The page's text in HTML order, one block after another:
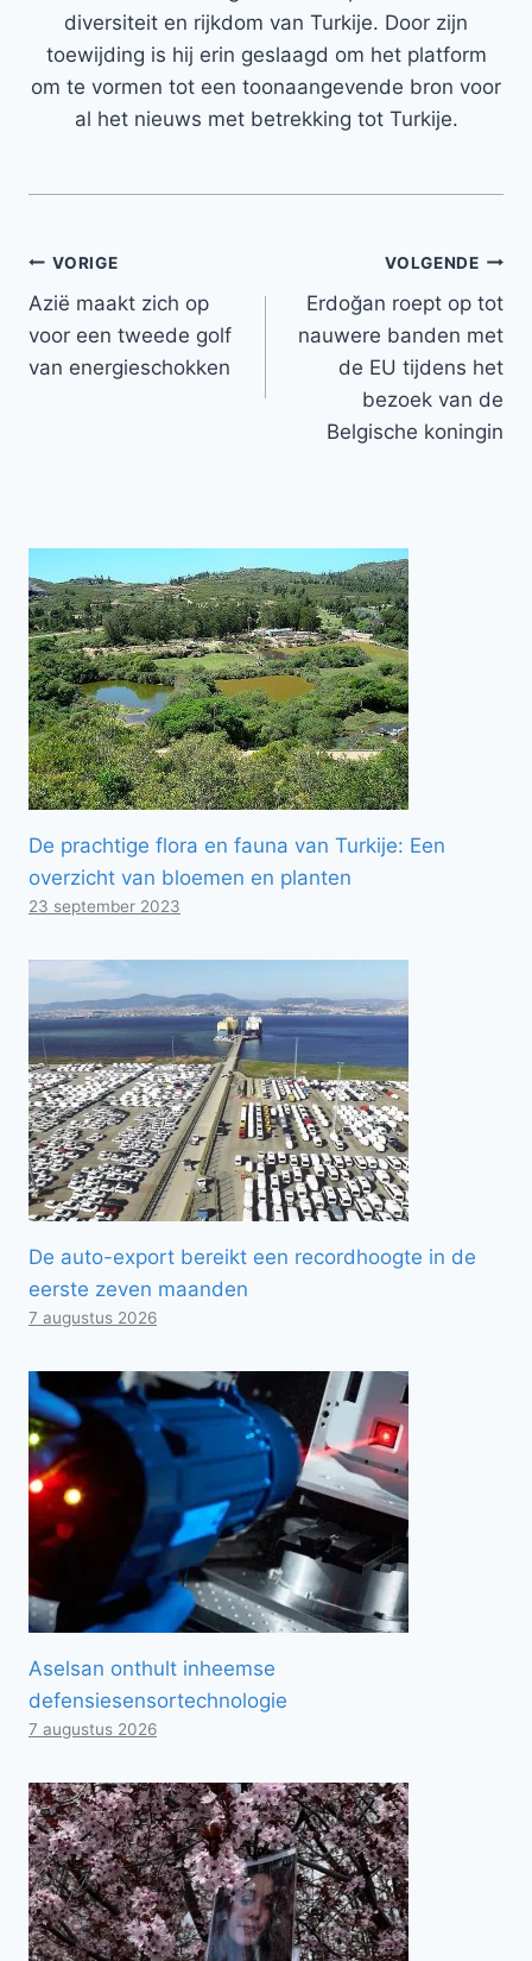
diversiteit en rijkdom van Turkije. Door zijn
toewijding is hij erin geslaagd om het platform
om te vormen tot een toonaangevende bron voor
al het nieuws met betrekking tot Turkije.
Bericht
navigatie
VORIGE
Azië maakt zich op
voor een tweede golf
van energieschokken
VOLGENDE
Erdoğan roept op tot
nauwere banden met
de EU tijdens het
bezoek van de
Belgische koningin
De prachtige flora en fauna van Turkije: Een
overzicht van bloemen en planten
23 september 2023
De auto-export bereikt een recordhoogte in de
eerste zeven maanden
7 augustus 2026
Aselsan onthult inheemse
defensiesensortechnologie
7 augustus 2026